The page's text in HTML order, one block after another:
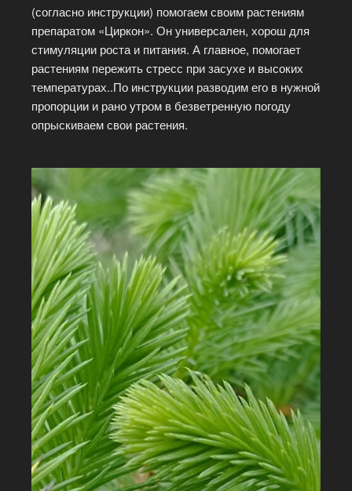
(согласно инструкции) помогаем своим растениям
препаратом «Циркон». Он универсален, хорош для
стимуляции роста и питания. А главное, помогает
растениям пережить стресс при засухе и высоких
температурах..По инструкции разводим его в нужной
пропорции и рано утром в безветренную погоду
опрыскиваем свои растения.